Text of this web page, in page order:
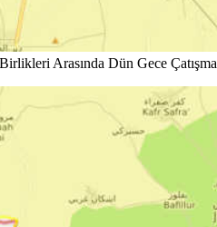
Arasında Dün Gece